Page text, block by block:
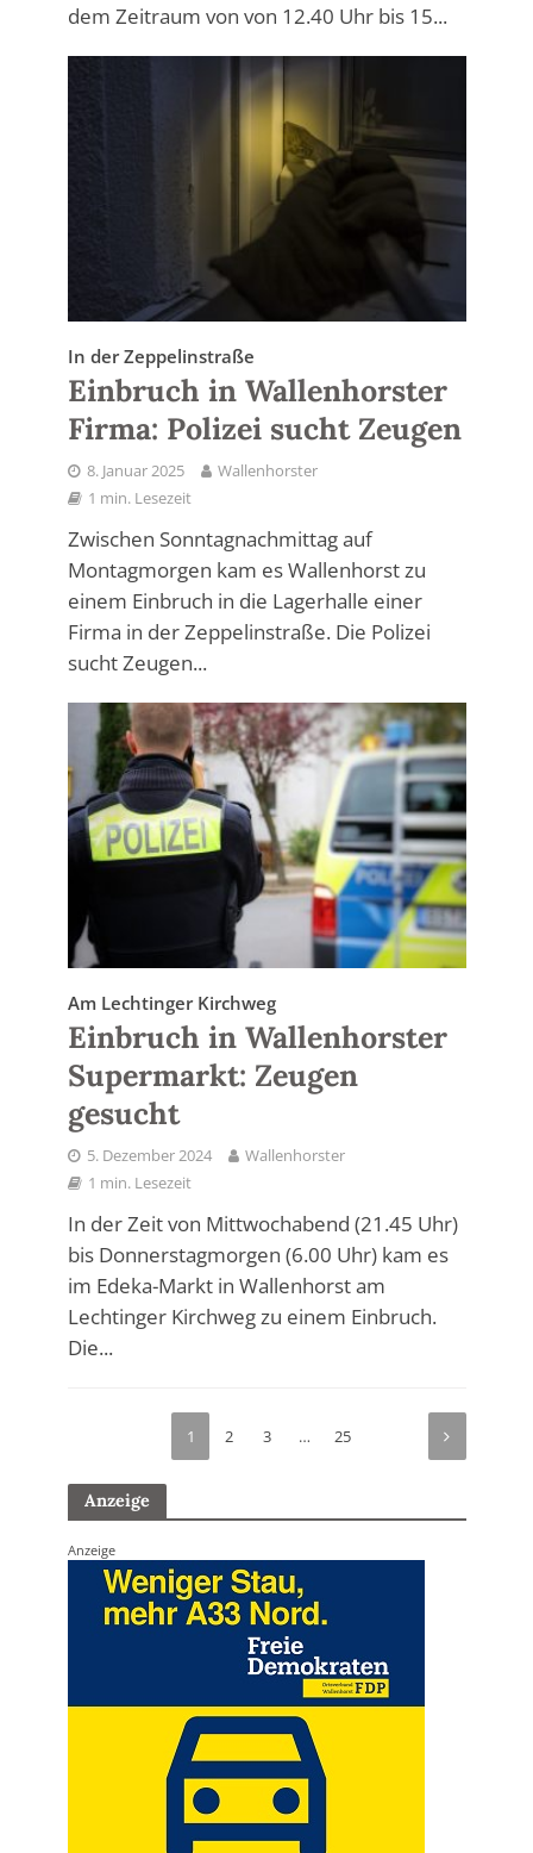
dem Zeitraum von von 12.40 Uhr bis 15...
In der Zeppelinstraße
Einbruch in Wallenhorster
Firma: Polizei sucht Zeugen
8. Januar 2025
Wallenhorster
1 min. Lesezeit
Zwischen Sonntagnachmittag auf
Montagmorgen kam es Wallenhorst zu
einem Einbruch in die Lagerhalle einer
Firma in der Zeppelinstraße. Die Polizei
sucht Zeugen...
Am Lechtinger Kirchweg
Einbruch in Wallenhorster
Supermarkt: Zeugen
gesucht
5. Dezember 2024
Wallenhorster
1 min. Lesezeit
In der Zeit von Mittwochabend (21.45 Uhr)
bis Donnerstagmorgen (6.00 Uhr) kam es
im Edeka-Markt in Wallenhorst am
Lechtinger Kirchweg zu einem Einbruch.
Die...
1 2 3 … 25
Anzeige
Anzeige